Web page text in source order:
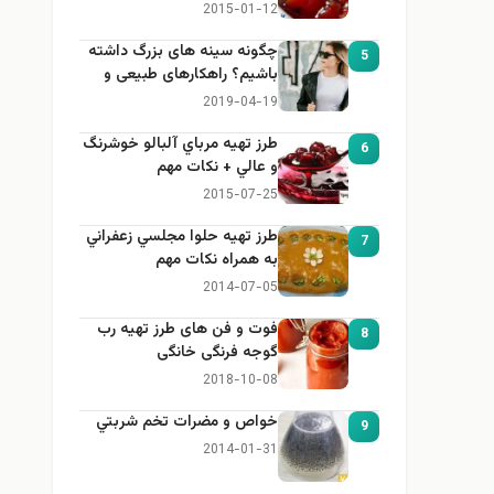
2015-01-12
5
چگونه سینه های بزرگ داشته
باشیم؟ راهکارهای طبیعی و
خانگی برای بزرگ کردن سینه
2019-04-19
6
طرز تهيه مرباي آلبالو خوشرنگ
و عالي + نكات مهم
2015-07-25
7
طرز تهيه حلوا مجلسي زعفراني
به همراه نكات مهم
2014-07-05
8
فوت و فن های طرز تهیه رب
گوجه فرنگی خانگی
2018-10-08
9 خواص و مضرات تخم شربتي
2014-01-31